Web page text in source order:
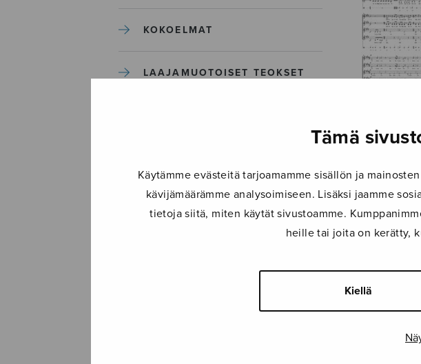
Tämä
Käytämme evästeitä tarjoamamme sisällön ja
kävijämäärämme analysoimiseen. Lisäksi jaamme
tietoja siitä, miten käytät sivustoamme.
heille tai joita on kerätty,
Kiellä
KOKOELMAT
LAAJAMUOTOISET TEOKSET
MUUT
laulua, ssaa
LEINA-